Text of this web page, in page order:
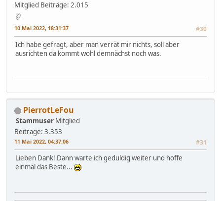
Mitglied Beiträge: 2.015
10 Mai 2022, 18:31:37 #30
Ich habe gefragt, aber man verrät mir nichts, soll aber
ausrichten da kommt wohl demnächst noch was.
PierrotLeFou
Stammuser Mitglied
Beiträge: 3.353
11 Mai 2022, 04:37:06 #31
Lieben Dank! Dann warte ich geduldig weiter und hoffe
einmal das Beste...